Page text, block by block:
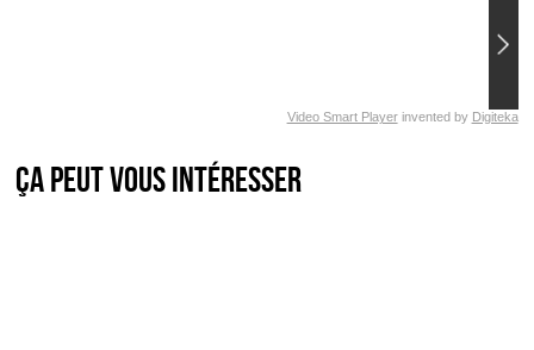
Video Smart Playerinvented by Digiteka
Ça peut vous intéresser